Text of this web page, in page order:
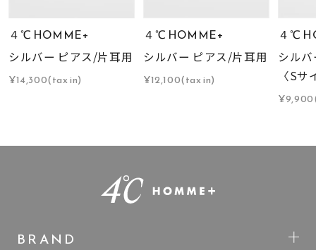
４℃ HOMME+
シルバー ピアス/片耳用
¥14,300(tax in)
４℃ HOMME+
シルバー ピアス/片耳用
¥12,100(tax in)
４℃
シル
〈Sサ
BRAND